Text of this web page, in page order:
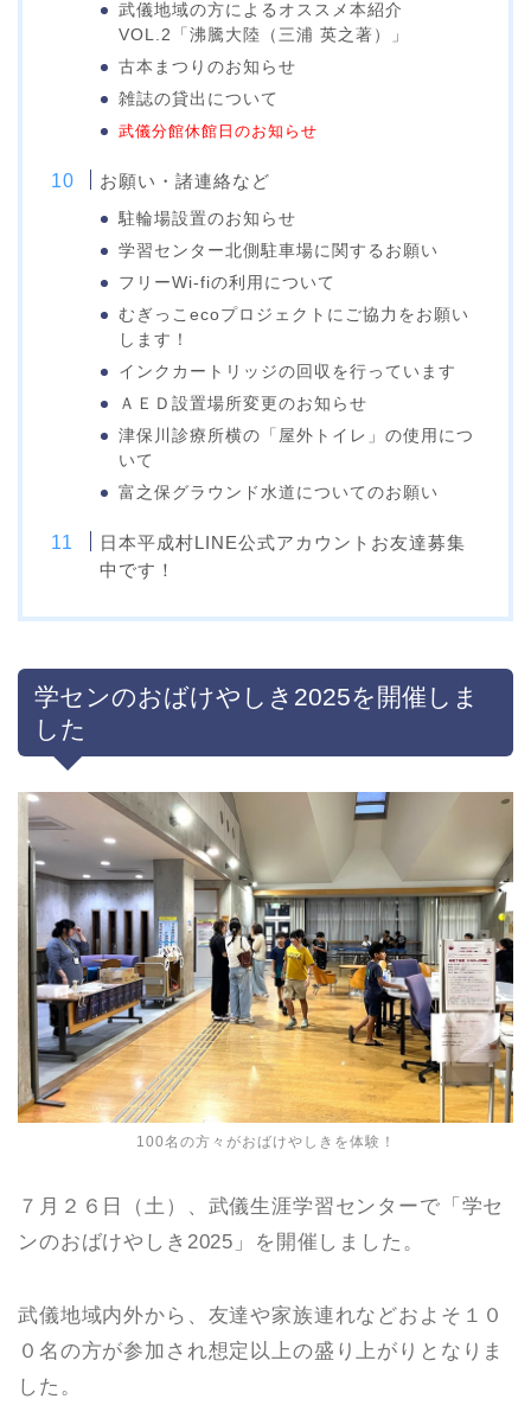
武儀地域の方によるオススメ本紹介
VOL.2「沸騰大陸（三浦 英之著）」
古本まつりのお知らせ
雑誌の貸出について
武儀分館休館日のお知らせ
お願い・諸連絡など
駐輪場設置のお知らせ
学習センター北側駐車場に関するお願い
フリーWi-fiの利用について
むぎっこecoプロジェクトにご協力をお願い
します！
インクカートリッジの回収を行っています
ＡＥＤ設置場所変更のお知らせ
津保川診療所横の「屋外トイレ」の使用につ
いて
富之保グラウンド水道についてのお願い
日本平成村LINE公式アカウントお友達募集
中です！
学センのおばけやしき2025を開催しま
した
100名の方々がおばけやしきを体験！
７月２６日（土）、武儀生涯学習センターで「学セ
ンのおばけやしき2025」を開催しました。
武儀地域内外から、友達や家族連れなどおよそ１０
０名の方が参加され想定以上の盛り上がりとなりま
した。